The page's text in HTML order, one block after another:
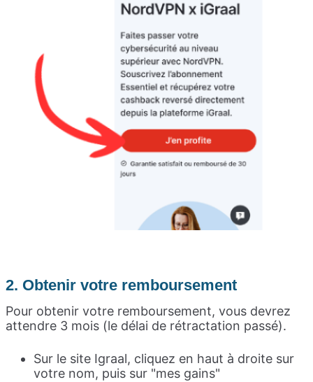
2. Obtenir votre remboursement
Pour obtenir votre remboursement, vous devrez
attendre 3 mois (le délai de rétractation passé).
Sur le site Igraal, cliquez en haut à droite sur
votre nom, puis sur "mes gains"